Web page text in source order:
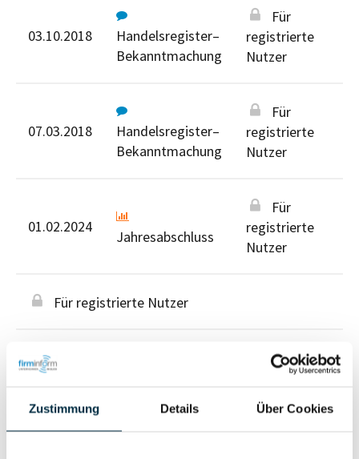
Zustimmung Details Über Cookies
03.10.2018
Handelsregister–
Bekanntmachung
Für
registrierte
Nutzer
07.03.2018
Handelsregister–
Bekanntmachung
Für
registrierte
Nutzer
01.02.2024
Jahresabschluss
Für
registrierte
Nutzer
Für registrierte Nutzer
Personen im Unternehmen